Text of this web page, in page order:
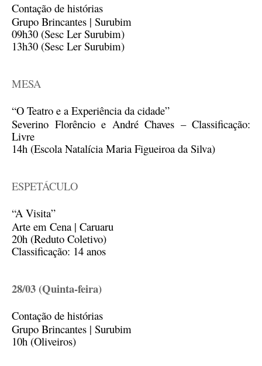
Contação de histórias
Grupo Brincantes | Surubim
09h30 (Sesc Ler Surubim)
13h30 (Sesc Ler Surubim)
MESA
“O Teatro e a Experiência da cidade”
Severino Florêncio e André Chaves – Classificação:
Livre
14h (Escola Natalícia Maria Figueiroa da Silva)
ESPETÁCULO
“A Visita”
Arte em Cena | Caruaru
20h (Reduto Coletivo)
Classificação: 14 anos
28/03 (Quinta-feira)
Contação de histórias
Grupo Brincantes | Surubim
10h (Oliveiros)